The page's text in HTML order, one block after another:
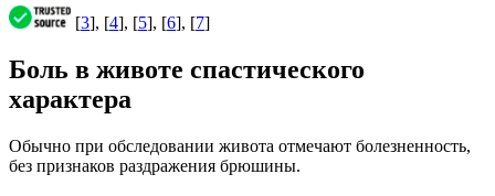
[3], [4], [5], [6], [7]
Боль в животе спастического
характера
Обычно при обследовании живота отмечают болезненность,
без признаков раздражения брюшины.